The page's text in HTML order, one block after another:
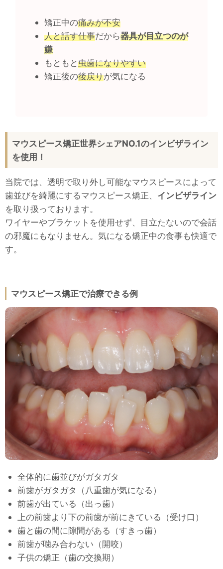
矯正中の痛みが不安
人と話す仕事だから器具が目立つのが
嫌
もともと虫歯になりやすい
矯正後の後戻りが気になる
マウスピース矯正世界シェアNO.1のインビザライン
を使用！
当院では、透明で取り外し可能なマウスピースによって
歯並びを綺麗にするマウスピース矯正、 インビザライン
を取り扱っております。
ワイヤーやブラケットを使用せず、目立たないので会話
の邪魔にもなりません。気になる矯正中の食事も快適で
す。
マウスピース矯正で治療できる例
全体的に歯並びがガタガタ
前歯がガタガタ（八重歯が気になる）
前歯が出ている（出っ歯）
上の前歯より下の前歯が前にきている（受け口）
歯と歯の間に隙間がある（すきっ歯）
前歯が噛み合わない（開咬）
子供の矯正（歯の交換期）